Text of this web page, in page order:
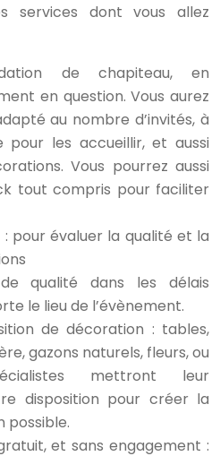
services dont vous allez
de chapiteau, en
en question. Vous aurez
au nombre d’invités, à
pour les accueillir, et aussi
Vous pourrez aussi
tout compris pour faciliter
: pour évaluer la qualité et la
de qualité dans les délais
le lieu de l’évènement.
de décoration : tables,
gazons naturels, fleurs, ou
mettront leur
disposition pour créer la
possible.
et sans engagement :